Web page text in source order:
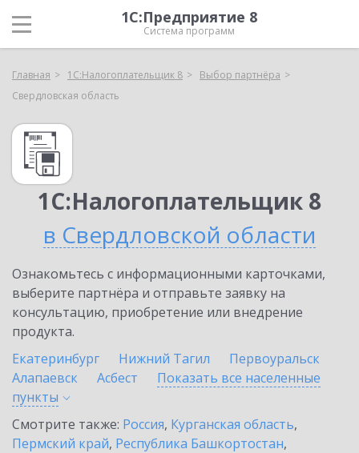
1С:Предприятие 8
Система программ
Главная 1С:Налогоплательщик 8
Выбор партнёра
Свердловская область
1С:Налогоплательщик 8
в Свердловской области
Ознакомьтесь с информационными карточками,
выберите партнёра и отправьте заявку на
консультацию, приобретение или внедрение
продукта.
Екатеринбург
Нижний Тагил
Первоуральск
Алапаевск
Асбест
Показать все населенные
пункты
Смотрите также: Россия, Курганская область,
Пермский край, Республика Башкортостан,